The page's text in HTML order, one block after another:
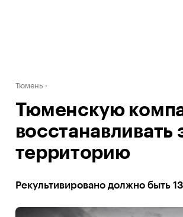
Тюмень
Тюменскую
территорию
Рекультивировано должно быть